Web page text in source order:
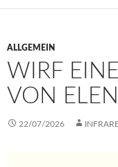
ALLGEMEIN
WIRF
VON
22/07/2026